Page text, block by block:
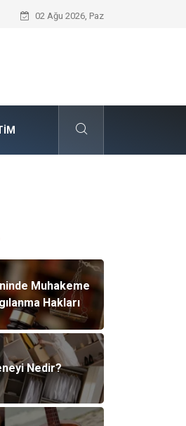
Ataşehir Gitar Dersi Ve Modern
02 Ağu 2026, Paz
Muhakeme
Hakları
Nedir?